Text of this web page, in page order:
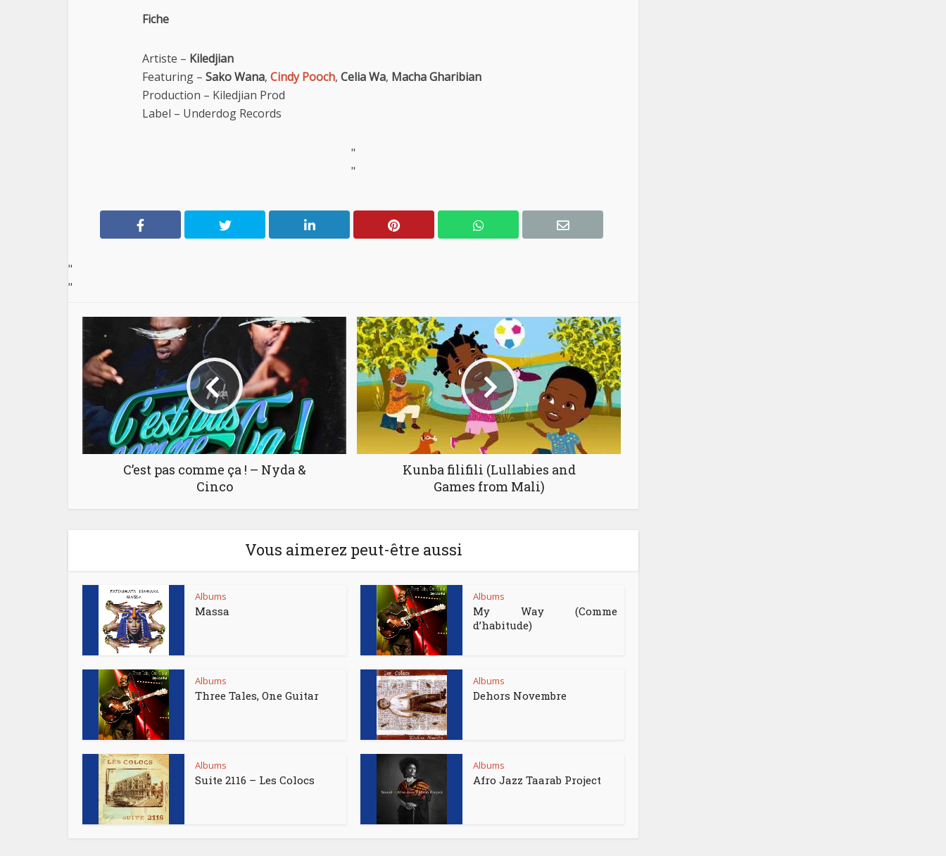
Fiche
Artiste – Kiledjian
Featuring – Sako Wana, Cindy Pooch, Celia Wa, Macha Gharibian
Production – Kiledjian Prod
Label – Underdog Records
"
"
"
"
C’est pas comme ça ! – Nyda &
Cinco
Kunba filifili (Lullabies and
Games from Mali)
Vous aimerez peut-être aussi
Albums
Massa
Albums
My Way (Comme
d’habitude)
Albums
Three Tales, One Guitar
Albums
Dehors Novembre
Albums
Suite 2116 – Les Colocs
Albums
Afro Jazz Taarab Project